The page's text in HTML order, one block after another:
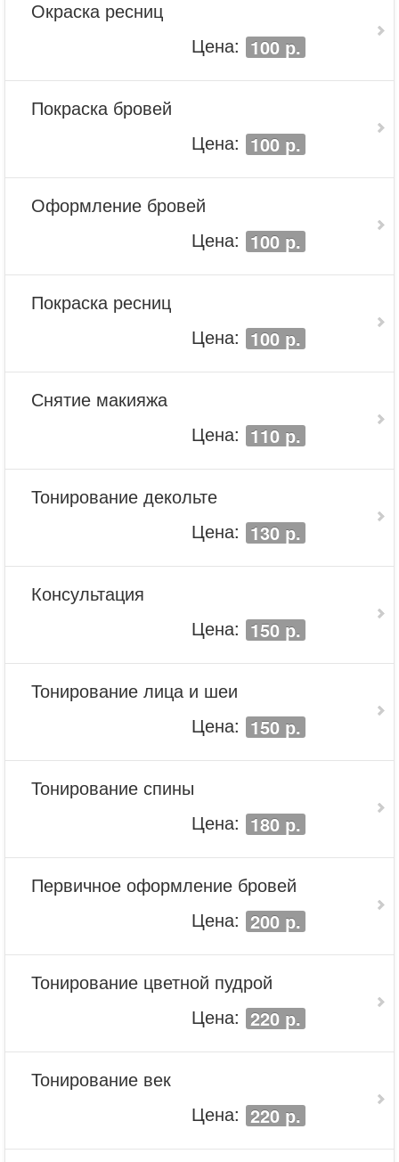
Окраска ресниц
Цена: 100 р.
Покраска бровей
Цена: 100 р.
Оформление бровей
Цена: 100 р.
Покраска ресниц
Цена: 100 р.
Снятие макияжа
Цена: 110 р.
Тонирование декольте
Цена: 130 р.
Консультация
Цена: 150 р.
Тонирование лица и шеи
Цена: 150 р.
Тонирование спины
Цена: 180 р.
Первичное оформление бровей
Цена: 200 р.
Тонирование цветной пудрой
Цена: 220 р.
Тонирование век
Цена: 220 р.